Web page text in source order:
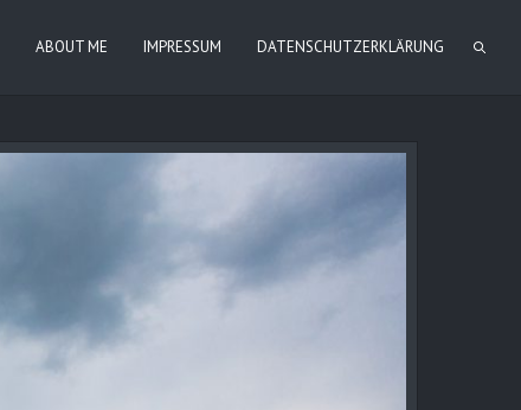
ABOUT ME IMPRESSUM DATENSCHUTZERKLÄRUNG